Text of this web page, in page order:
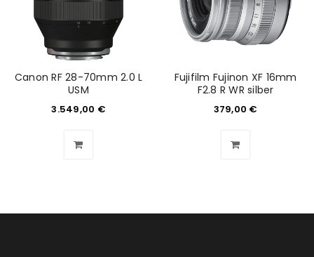
Canon RF 28-70mm 2.0 L
USM
3.549,00 €
Fujifilm Fujinon XF 16mm
F2.8 R WR silber
379,00 €